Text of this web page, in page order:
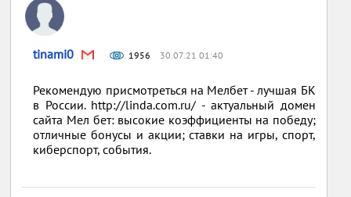
tinami0 1956 30.07.21 01:40
Рекомендую присмотреться на Мелбет - лучшая БК
в России. http://linda.com.ru/ - актуальный домен
сайта Мел бет: высокие коэффициенты на победу;
отличные бонусы и акции; ставки на игры, спорт,
киберспорт, события.